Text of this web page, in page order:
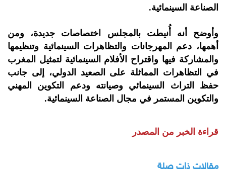
الصناعة السينمائية.
وأوضح أنه أُنيطت بالمجلس اختصاصات جديدة، ومن
أهمها، دعم المهرجانات والتظاهرات السينمائية وتنظيمها
والمشاركة فيها واقتراح الأفلام السينمائية لتمثيل المغرب
في التظاهرات المماثلة على الصعيد الدولي، إلى جانب
حفظ التراث السينمائي وصيانته ودعم التكوين المهني
والتكوين المستمر في مجال الصناعة السينمائية.
قراءة الخبر من المصدر
مقالات ذات صلة